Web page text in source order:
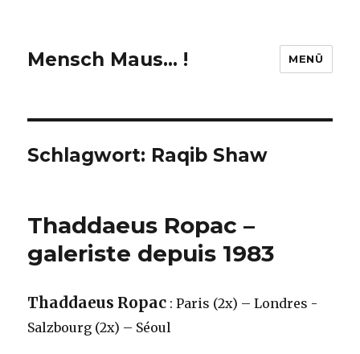
Mensch Maus… ! MENÜ
Schlagwort: Raqib Shaw
Thaddaeus Ropac –
galeriste depuis 1983
Thaddaeus Ropac : Paris (2x) – Londres -
Salzbourg (2x) – Séoul